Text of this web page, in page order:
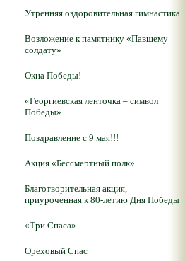
Утренняя оздоровительная гимнастика
Возложение к памятнику «Павшему
солдату»
Окна Победы!
«Георгиевская ленточка – символ
Победы»
Поздравление с 9 мая!!!
Акция «Бессмертный полк»
Благотворительная акция,
приуроченная к 80-летию Дня Победы
«Три Спаса»
Ореховый Спас